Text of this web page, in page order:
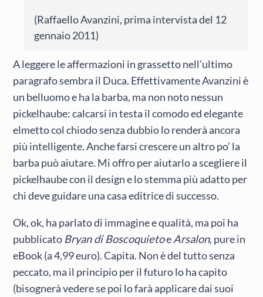
(Raffaello Avanzini, prima intervista del 12
gennaio 2011)
A leggere le affermazioni in grassetto nell’ultimo
paragrafo sembra il Duca. Effettivamente Avanzini è
un belluomo e ha la barba, ma non noto nessun
pickelhaube: calcarsi in testa il comodo ed elegante
elmetto col chiodo senza dubbio lo renderà ancora
più intelligente. Anche farsi crescere un altro po’ la
barba può aiutare. Mi offro per aiutarlo a scegliere il
pickelhaube con il design e lo stemma più adatto per
chi deve guidare una casa editrice di successo.
Ok, ok, ha parlato di immagine e qualità, ma poi ha
pubblicatoBryan di BoscoquietoeArsalon, pure in
eBook (a 4,99 euro). Capita. Non è del tutto senza
peccato, ma il principio per il futuro lo ha capito
(bisognerà vedere se poi lo farà applicare dai suoi